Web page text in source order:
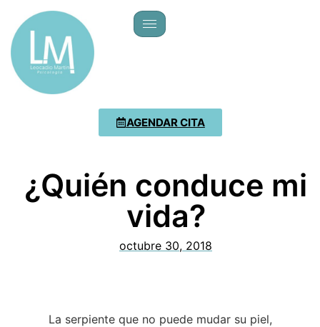
AGENDAR CITA
¿Quién conduce mi
vida?
octubre 30, 2018
La serpiente que no puede mudar su piel,